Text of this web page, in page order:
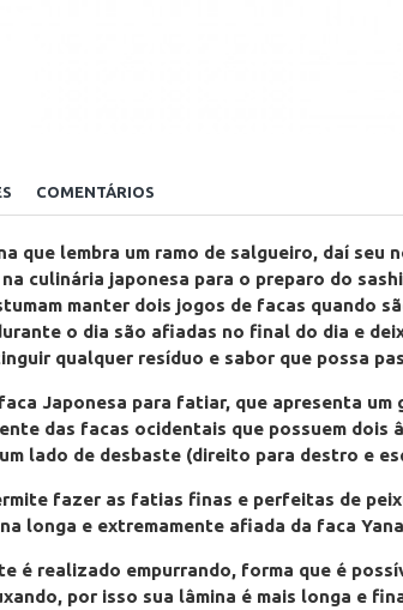
COMENTÁRIOS
que lembra um ramo de salgueiro, daí seu
culinária japonesa para o preparo do
manter dois jogos de facas quando
o dia são afiadas no final do dia e
qualquer resíduo e sabor que possa
Japonesa para fatiar, que apresenta um
das facas ocidentais que possuem dois
lado de desbaste (direito para destro e
fazer as fatias finas e perfeitas de
longa e extremamente afiada da faca
é realizado empurrando, forma que é
por isso sua lâmina é mais longa e